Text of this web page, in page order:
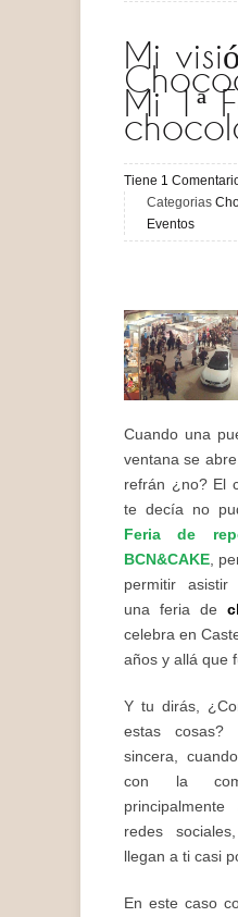
Mi
Mi 1ª
Tiene 1
Categorias
Eventos
Cuando una
ventana se
refrán ¿no? El
te decía no
Feria de
BCN&CAKE ,
permitir
una feria de
celebra en
años y allá que
Y tu dirás,
estas
sincera,
con la
redes
llegan a ti casi
En este caso